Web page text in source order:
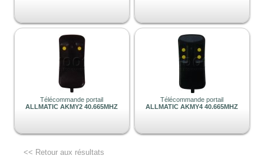
Télécommande portail
ALLMATIC AKMY2 40.665MHZ
Télécommande portail
ALLMATIC AKMY4 40.665MHZ
<< Retour aux résultats